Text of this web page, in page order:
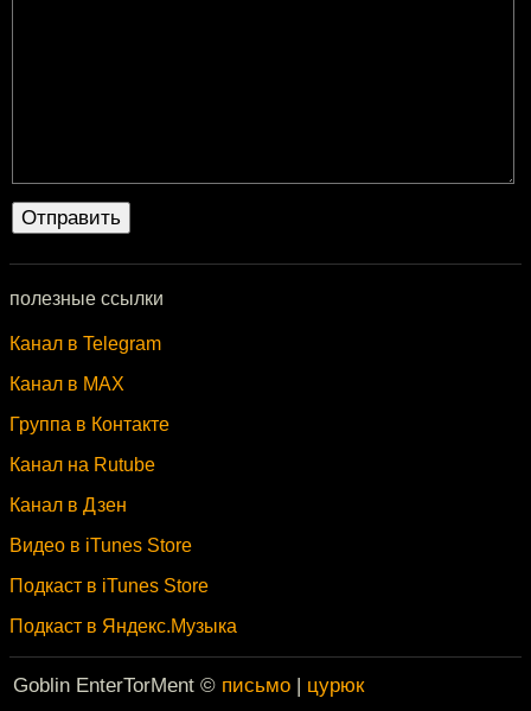
полезные ссылки
Канал в Telegram
Канал в MAX
Группа в Контакте
Канал на Rutube
Канал в Дзен
Видео в iTunes Store
Подкаст в iTunes Store
Подкаст в Яндекс.Музыка
Goblin EnterTorMent © письмо | цурюк